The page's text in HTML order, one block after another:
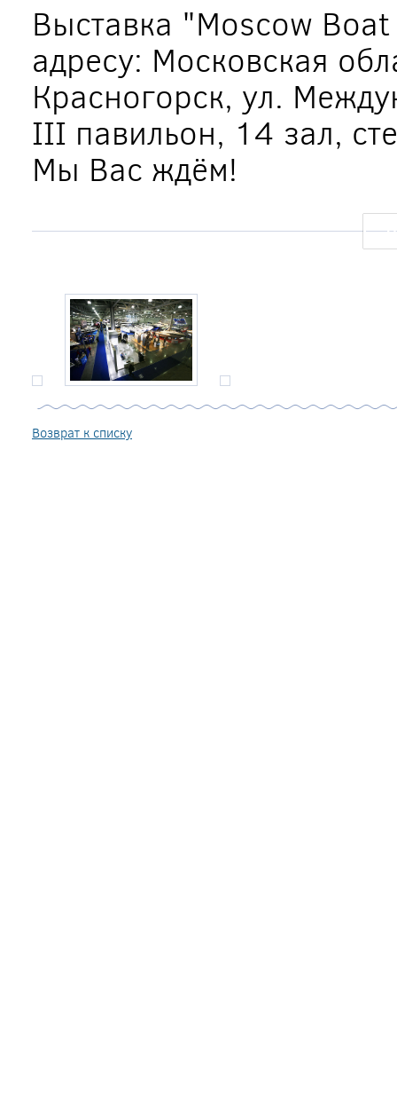
Выставка "Moscow
адресу: Московская
Красногорск, ул.
III павильон, 14 зал,
Мы Вас ждём!
Возврат к списку